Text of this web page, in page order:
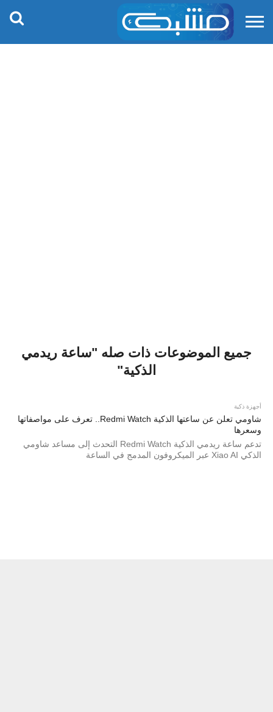
جميع الموضوعات ذات صله "ساعة ريدمي
الذكية"
أجهزة ذكية
شاومي تعلن عن ساعتها الذكية Redmi Watch.. تعرف على مواصفاتها
وسعرها
تدعم ساعة ريدمي الذكية Redmi Watch التحدث إلى مساعد شاومي
الذكي Xiao AI عبر الميكروفون المدمج في الساعة